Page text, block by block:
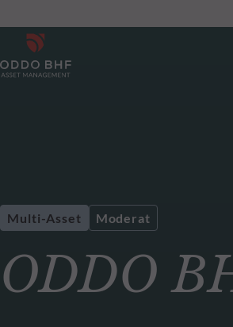
ODDO
Multi-Asset Moderat